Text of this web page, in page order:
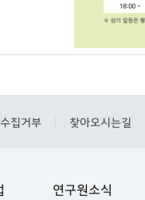
집거부 찾아오시는길
연구원소식